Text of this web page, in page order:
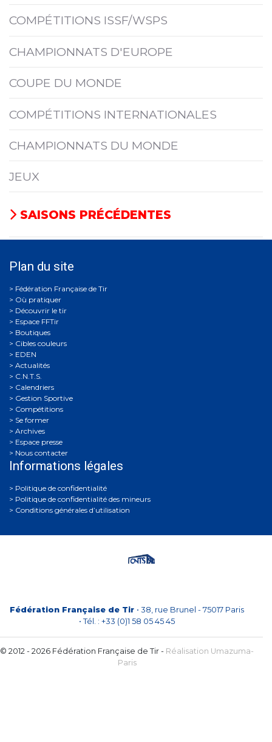
COMPÉTITIONS ISSF/WSPS
CHAMPIONNATS D'EUROPE
COUPE DU MONDE
COMPÉTITIONS INTERNATIONALES
CHAMPIONNATS DU MONDE
JEUX
SAISONS PRÉCÉDENTES
Plan du site
Où pratiquer
Découvrir le tir
Espace FFTir
Boutiques
Cibles couleurs
EDEN
Actualités
C.N.T.S.
Calendriers
Gestion Sportive
Compétitions
Se former
Archives
Espace presse
Nous contacter
Informations légales
Politique de confidentialité
Politique de confidentialité des mineurs
Conditions générales d’utilisation
Fédération Française de Tir • 38, rue Brunel - 75017 Paris
• Tél. : +33 (0)1 58 05 45 45
© 2012 - 2026 Fédération Française de Tir - Réalisation Umazuma-
Paris